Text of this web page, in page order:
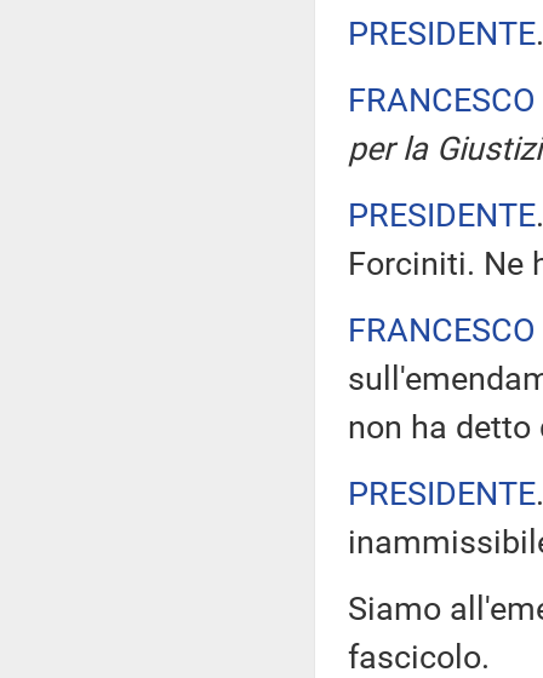
PRESIDENTE
per la
PRESIDENTE
Forciniti. Ne
non ha
PRESIDENTE
Siamo
fascicolo.